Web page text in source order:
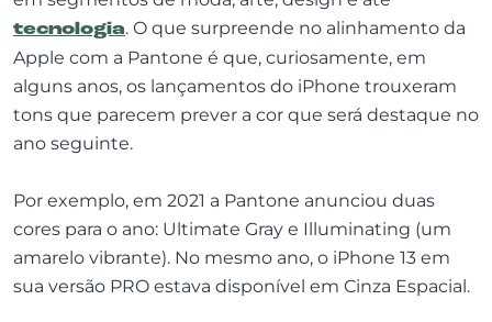
tecnologia. O que surpreende no alinhamento da
Apple com a Pantone é que, curiosamente, em
alguns anos, os lançamentos do iPhone trouxeram
tons que parecem prever a cor que será destaque no
ano seguinte.
Por exemplo, em 2021 a Pantone anunciou duas
cores para o ano: Ultimate Gray e Illuminating (um
amarelo vibrante). No mesmo ano, o iPhone 13 em
sua versão PRO estava disponível em Cinza Espacial.